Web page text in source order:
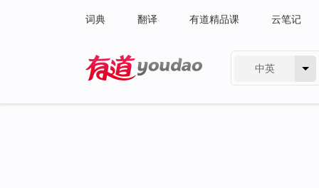
词典 翻译 有道精品课 云笔记
中英